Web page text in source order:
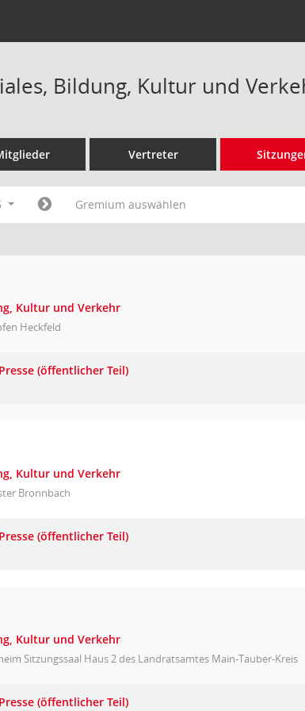
Bildung, Kultur und
Vertreter
Gremium auswählen
Kultur und Verkehr
Heckfeld
(öffentlicher Teil)
Kultur und Verkehr
Bronnbach
(öffentlicher Teil)
Kultur und Verkehr
Sitzungssaal Haus 2 des Landratsamtes Main-Tauber-Kreis
(öffentlicher Teil)